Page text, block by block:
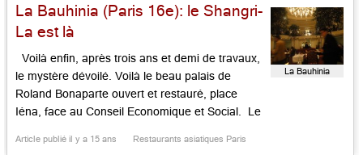
chacune Thierry […]...
La Bauhinia (Paris 16e): le Shangri-
La est là
Voilà enfin, après trois ans et demi de travaux,
le mystère dévoilé. Voilà le beau palais de
Roland Bonaparte ouvert et restauré, place
Iéna, face au Conseil Economique et Social. Le
rodage. Mais côté table, la Bauhinia, qui
Article publié il y a 15 ans Restaurants asiatiques Paris
La Bauhinia